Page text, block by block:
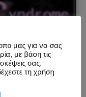
μας για να σας
με βάση τις
σας.
τη χρήση